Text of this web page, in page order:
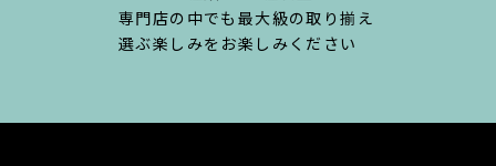
専門店の中でも最大級の取り揃え
選ぶ楽しみをお楽しみください